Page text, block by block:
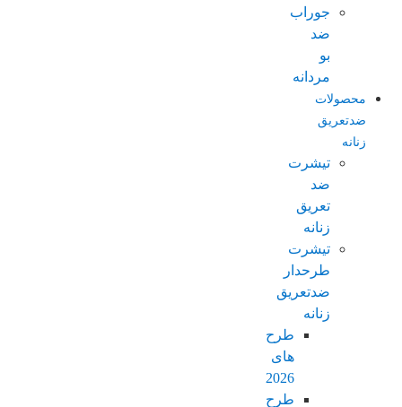
جوراب
ضد
بو
مردانه
محصولات
ضدتعریق
زنانه
تیشرت
ضد
تعریق
زنانه
تیشرت
طرحدار
ضدتعریق
زنانه
طرح
های
2026
طرح